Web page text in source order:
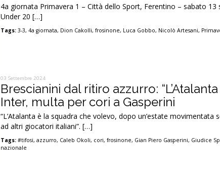
4a giornata Primavera 1 – Città dello Sport, Ferentino – sabato
Under 20 […]
Tags: 3-3,4a giornata, Dion Cakolli,frosinone, Luca Gobbo, Nicolò Artesani,
03 Settembre 2024
Brescianini dal ritiro azzurro:
Inter, multa per cori a Gasperini
“L’Atalanta è la squadra che volevo, dopo un’estate
ad altri giocatori italiani”. […]
Tags: #tifosi,azzurro, Caleb Okoli, cori,frosinone, Gian Piero Gasperini, Giudice
nazionale